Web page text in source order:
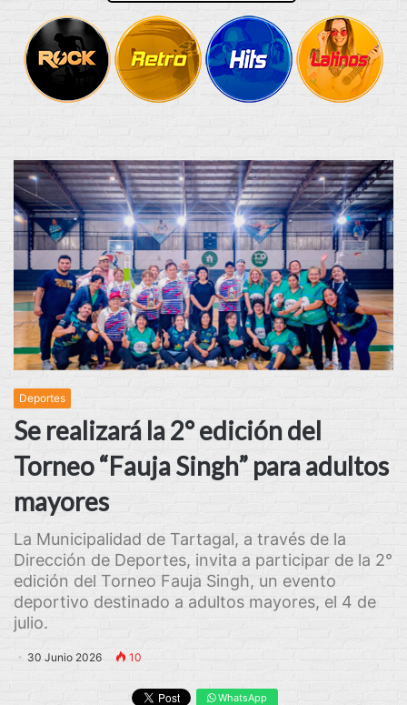
Deportes
Se realizará la 2° edición del
Torneo “Fauja Singh” para adultos
mayores
La Municipalidad de Tartagal, a través de la
Dirección de Deportes, invita a participar de la 2°
edición del Torneo Fauja Singh, un evento
deportivo destinado a adultos mayores, el 4 de
julio.
30 Junio 2026 10
WhatsApp